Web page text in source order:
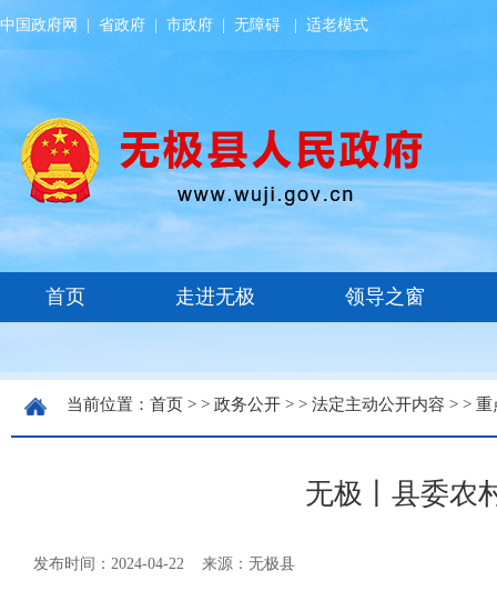
中国政府网 省政府 市政府 无障碍 适老模式
当前位置： 首页 > > 政务公开 > > 法定主动公开内容 > > 重
无极丨县委农
发布时间：2024-04-22 来源：无极县